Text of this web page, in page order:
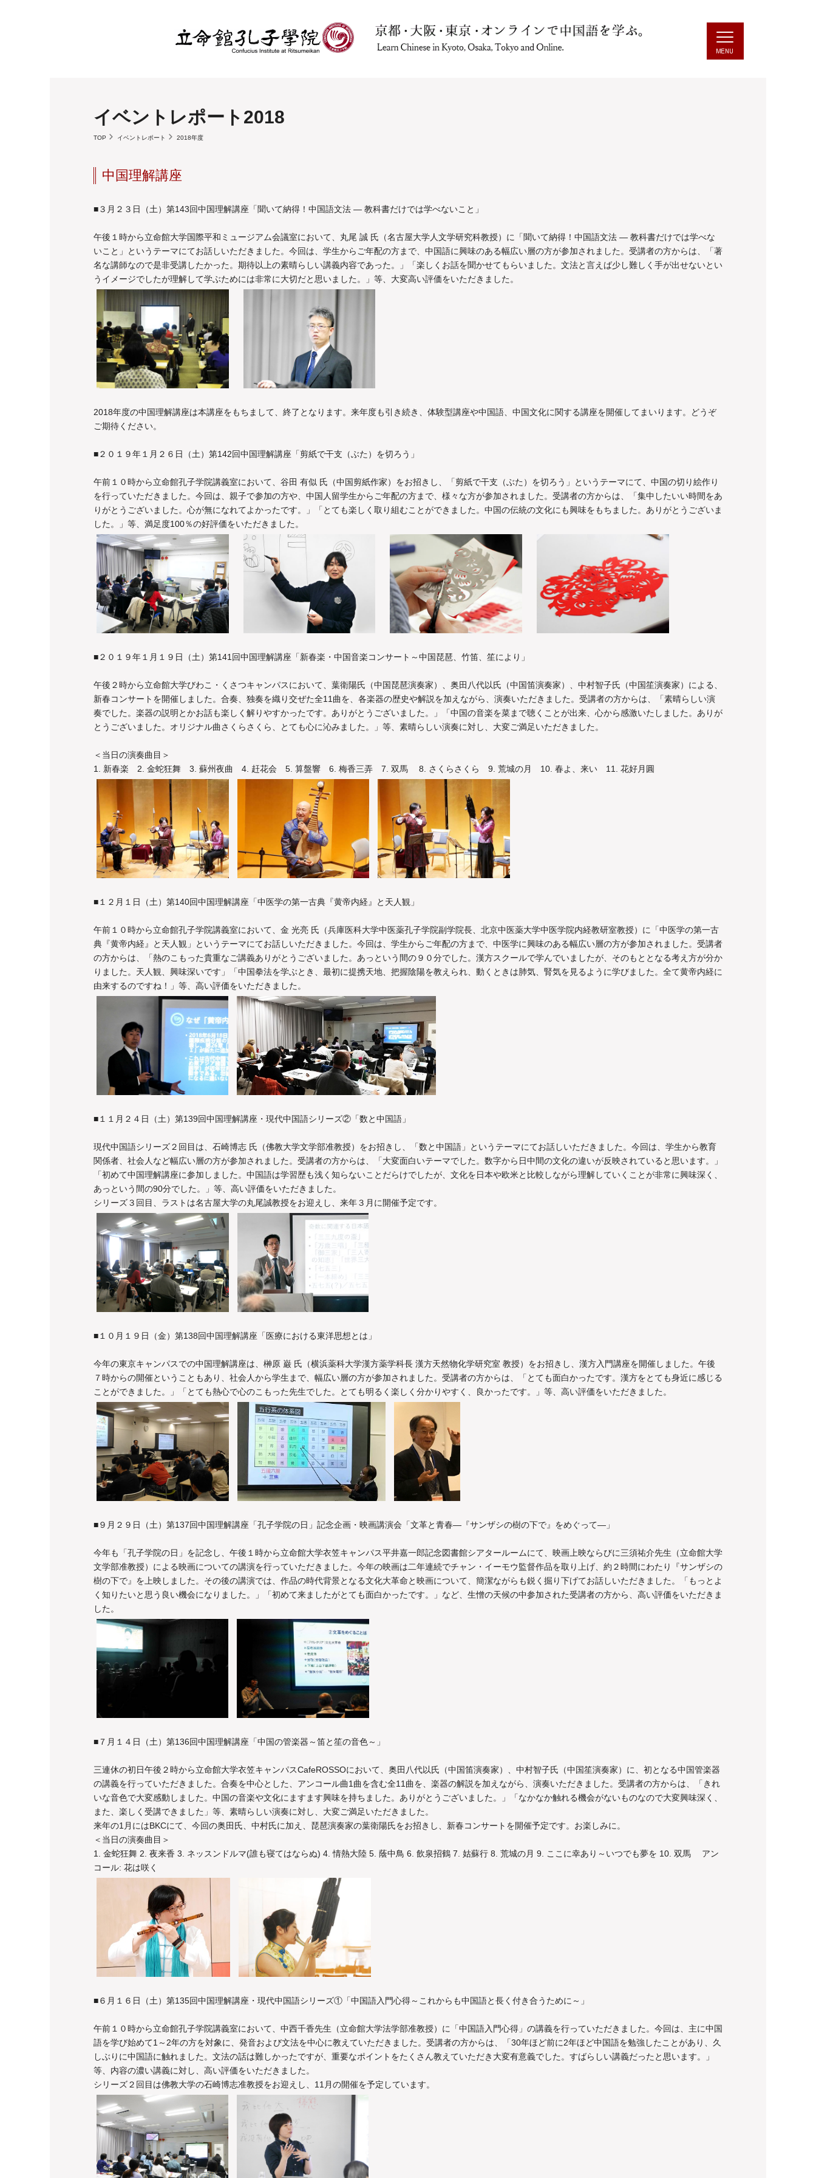
イベントレポート2018
TOP イベントレポート 2018年度
中国理解講座
■３月２３日（土）第143回中国理解講座「聞いて納得！中国語文法 ― 教科書だけでは学べないこと」
午後１時から立命館大学国際平和ミュージアム会議室において、丸尾 誠 氏（名古屋大学人文学研究科教授）に「聞いて納得！中国語文法 ― 教科書だけでは学べな
いこと」というテーマにてお話しいただきました。今回は、学生からご年配の方まで、中国語に興味のある幅広い層の方が参加されました。受講者の方からは、「著
名な講師なので是非受講したかった。期待以上の素晴らしい講義内容であった。」「楽しくお話を聞かせてもらいました。文法と言えば少し難しく手が出せないとい
うイメージでしたが理解して学ぶためには非常に大切だと思いました。」等、大変高い評価をいただきました。
2018年度の中国理解講座は本講座をもちまして、終了となります。来年度も引き続き、体験型講座や中国語、中国文化に関する講座を開催してまいります。どうぞ
ご期待ください。
■２０１９年１月２６日（土）第142回中国理解講座「剪紙で干支（ぶた）を切ろう」
午前１０時から立命館孔子学院講義室において、谷田 有似 氏（中国剪紙作家）をお招きし、「剪紙で干支（ぶた）を切ろう」というテーマにて、中国の切り絵作り
を行っていただきました。今回は、親子で参加の方や、中国人留学生からご年配の方まで、様々な方が参加されました。受講者の方からは、「集中したいい時間をあ
りがとうございました。心が無になれてよかったです。」「とても楽しく取り組むことができました。中国の伝統の文化にも興味をもちました。ありがとうございま
した。」等、満足度100％の好評価をいただきました。
■２０１９年１月１９日（土）第141回中国理解講座「新春楽・中国音楽コンサート～中国琵琶、竹笛、笙により」
午後２時から立命館大学びわこ・くさつキャンパスにおいて、葉衛陽氏（中国琵琶演奏家）、奥田八代以氏（中国笛演奏家）、中村智子氏（中国笙演奏家）による、
新春コンサートを開催しました。合奏、独奏を織り交ぜた全11曲を、各楽器の歴史や解説を加えながら、演奏いただきました。受講者の方からは、「素晴らしい演
奏でした。楽器の説明とかお話も楽しく解りやすかったです。ありがとうございました。」「中国の音楽を菜まで聴くことが出来、心から感激いたしました。ありが
とうございました。オリジナル曲さくらさくら、とても心に沁みました。」等、素晴らしい演奏に対し、大変ご満足いただきました。
＜当日の演奏曲目＞
1. 新春楽 2. 金蛇狂舞 3. 蘇州夜曲 4. 赶花会 5. 算盤響 6. 梅香三弄 7. 双馬 8. さくらさくら 9. 荒城の月 10. 春よ、来い 11. 花好月圓
■１２月１日（土）第140回中国理解講座「中医学の第一古典『黄帝内経』と天人観」
午前１０時から立命館孔子学院講義室において、金 光亮 氏（兵庫医科大学中医薬孔子学院副学院長、北京中医薬大学中医学院内経教研室教授）に「中医学の第一古
典『黄帝内経』と天人観」というテーマにてお話しいただきました。今回は、学生からご年配の方まで、中医学に興味のある幅広い層の方が参加されました。受講者
の方からは、「熱のこもった貴重なご講義ありがとうございました。あっという間の９０分でした。漢方スクールで学んでいましたが、そのもととなる考え方が分か
りました。天人観、興味深いです」「中国拳法を学ぶとき、最初に提携天地、把握陰陽を教えられ、動くときは肺気、腎気を見るように学びました。全て黄帝内経に
由来するのですね！」等、高い評価をいただきました。
■１１月２４日（土）第139回中国理解講座・現代中国語シリーズ②「数と中国語」
現代中国語シリーズ２回目は、石崎博志 氏（佛教大学文学部准教授）をお招きし、「数と中国語」というテーマにてお話しいただきました。今回は、学生から教育
関係者、社会人など幅広い層の方が参加されました。受講者の方からは、「大変面白いテーマでした。数字から日中間の文化の違いが反映されていると思います。」
「初めて中国理解講座に参加しました。中国語は学習歴も浅く知らないことだらけでしたが、文化を日本や欧米と比較しながら理解していくことが非常に興味深く、
あっという間の90分でした。」等、高い評価をいただきました。
シリーズ３回目、ラストは名古屋大学の丸尾誠教授をお迎えし、来年３月に開催予定です。
■１０月１９日（金）第138回中国理解講座「医療における東洋思想とは」
今年の東京キャンパスでの中国理解講座は、榊原 巌 氏（横浜薬科大学漢方薬学科長 漢方天然物化学研究室 教授）をお招きし、漢方入門講座を開催しました。午後
７時からの開催ということもあり、社会人から学生まで、幅広い層の方が参加されました。受講者の方からは、「とても面白かったです。漢方をとても身近に感じる
ことができました。」「とても熱心で心のこもった先生でした。とても明るく楽しく分かりやすく、良かったです。」等、高い評価をいただきました。
■９月２９日（土）第137回中国理解講座「孔子学院の日」記念企画・映画講演会「文革と青春―『サンザシの樹の下で』をめぐって―」
今年も「孔子学院の日」を記念し、午後１時から立命館大学衣笠キャンパス平井嘉一郎記念図書館シアタールームにて、映画上映ならびに三須祐介先生（立命館大学
文学部准教授）による映画についての講演を行っていただきました。今年の映画は二年連続でチャン・イーモウ監督作品を取り上げ、約２時間にわたり『サンザシの
樹の下で』を上映しました。その後の講演では、作品の時代背景となる文化大革命と映画について、簡潔ながらも鋭く掘り下げてお話しいただきました。「もっとよ
く知りたいと思う良い機会になりました。」「初めて来ましたがとても面白かったです。」など、生憎の天候の中参加された受講者の方から、高い評価をいただきま
した。
■７月１４日（土）第136回中国理解講座「中国の管楽器～笛と笙の音色～」
三連休の初日午後２時から立命館大学衣笠キャンパスCafeROSSOにおいて、奥田八代以氏（中国笛演奏家）、中村智子氏（中国笙演奏家）に、初となる中国管楽器
の講義を行っていただきました。合奏を中心とした、アンコール曲1曲を含む全11曲を、楽器の解説を加えながら、演奏いただきました。受講者の方からは、「きれ
いな音色で大変感動しました。中国の音楽や文化にますます興味を持ちました。ありがとうございました。」「なかなか触れる機会がないものなので大変興味深く、
また、楽しく受講できました」等、素晴らしい演奏に対し、大変ご満足いただきました。
来年の1月にはBKCにて、今回の奥田氏、中村氏に加え、琵琶演奏家の葉衛陽氏をお招きし、新春コンサートを開催予定です。お楽しみに。
＜当日の演奏曲目＞
1. 金蛇狂舞 2. 夜来香 3. ネッスンドルマ(誰も寝てはならぬ) 4. 情熱大陸 5. 蔭中鳥 6. 飲泉招鶴 7. 姑蘇行 8. 荒城の月 9. ここに幸あり～いつでも夢を 10. 双馬 アン
コール: 花は咲く
■６月１６日（土）第135回中国理解講座・現代中国語シリーズ①「中国語入門心得～これからも中国語と長く付き合うために～」
午前１０時から立命館孔子学院講義室において、中西千香先生（立命館大学法学部准教授）に「中国語入門心得」の講義を行っていただきました。今回は、主に中国
語を学び始めて1～2年の方を対象に、発音および文法を中心に教えていただきました。受講者の方からは、「30年ほど前に2年ほど中国語を勉強したことがあり、久
しぶりに中国語に触れました。文法の話は難しかったですが、重要なポイントをたくさん教えていただき大変有意義でした。すばらしい講義だったと思います。」
等、内容の濃い講義に対し、高い評価をいただきました。
シリーズ２回目は佛教大学の石崎博志准教授をお迎えし、11月の開催を予定しています。